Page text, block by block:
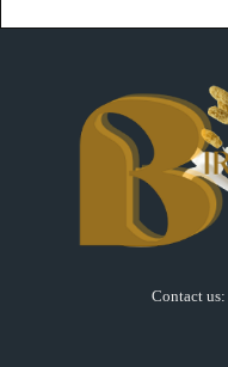
Contact us: